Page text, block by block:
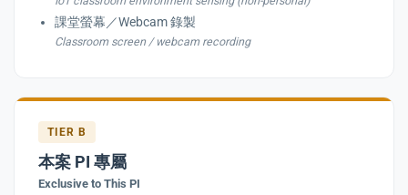
課堂螢幕／Webcam 錄製
Classroom screen / webcam recording
TIER B
本案 PI 專屬
Exclusive to This PI